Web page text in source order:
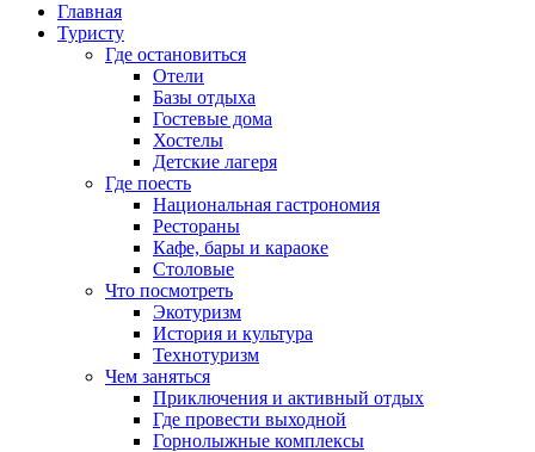
Главная
Туристу
Где остановиться
Отели
Базы отдыха
Гостевые дома
Хостелы
Детские лагеря
Где поесть
Национальная гастрономия
Рестораны
Кафе, бары и караоке
Столовые
Что посмотреть
Экотуризм
История и культура
Технотуризм
Чем заняться
Приключения и активный отдых
Где провести выходной
Горнолыжные комплексы